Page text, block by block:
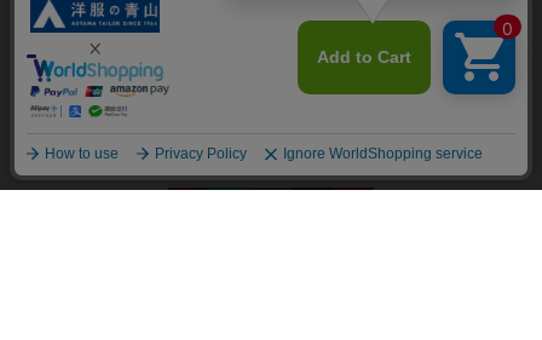
オーダースーツなら SHITATE
OFFICIAL SNS
当サイトでは、快適な閲覧体験とコンテンツ改善のためにCookieを使用
しています。閲覧を続けることで、Cookieの使用に同意したものとみな
します。詳細については
同意して閉じる